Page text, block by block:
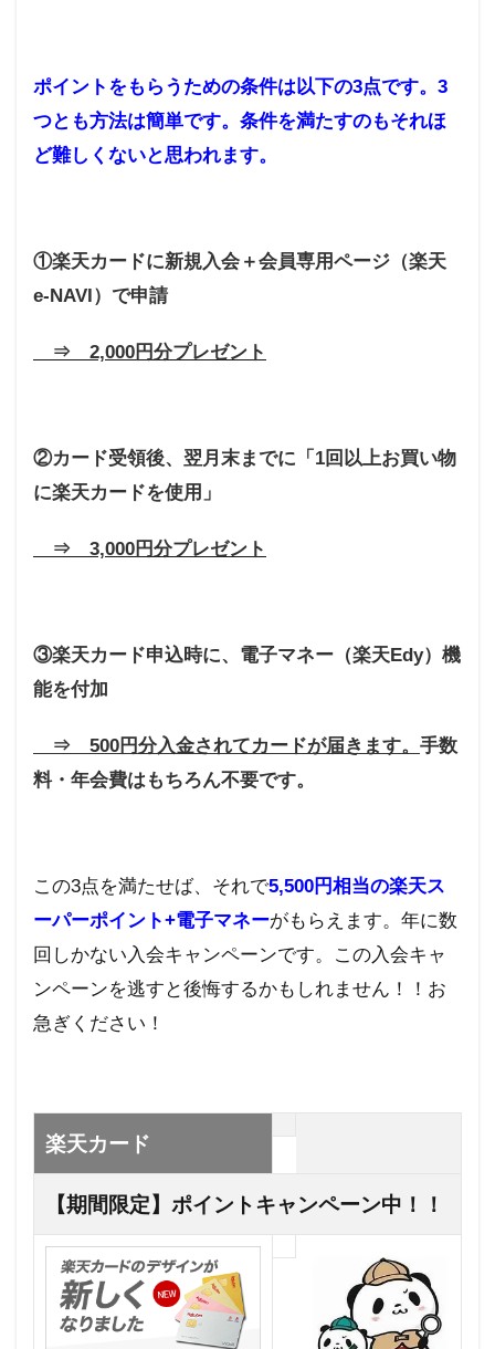
5
楽天
スー
パー
ポイン
ト期限
が無
い！？
6
6.1
ポイ
ント
い途
が多
いな
らゴ
ール
ード
8
込方
法
まと
ポイントをもらうための条件は以下の3点です。3
つとも方法は簡単です。条件を満たすのもそれほ
ど難しくないと思われます。
①楽天カードに新規入会＋会員専用ページ（楽天
e-NAVI）で申請
⇒ 2,000円分プレゼント
②カード受領後、翌月末までに「1回以上お買い物
に楽天カードを使用」
⇒ 3,000円分プレゼント
③楽天カード申込時に、電子マネー（楽天Edy）機
能を付加
⇒ 500円分入金されてカードが届きます。 手数
料・年会費はもちろん不要です。
この3点を満たせば、それで5,500円相当の楽天ス
ーパーポイント+電子マネーがもらえます。年に数
回しかない入会キャンペーンです。この入会キャ
ンペーンを逃すと後悔するかもしれません！！お
急ぎください！
楽天カード
【期間限定】ポイントキャンペーン中！！